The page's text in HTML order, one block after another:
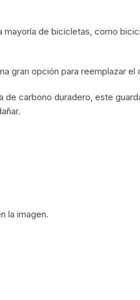
mayoría de bicicletas, como
gran opción para reemplazar
de carbono duradero, este
la imagen.